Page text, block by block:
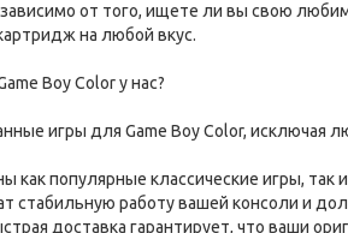
от того, ищете ли вы свою
на любой вкус.
Boy Color у нас?
игры для Game Boy Color, исключая
популярные классические игры,
стабильную работу вашей консоли и
доставка гарантирует, что ваши